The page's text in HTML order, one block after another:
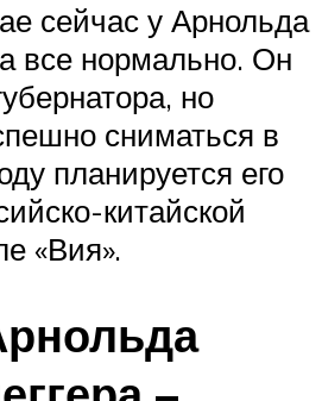
сейчас у Арнольда
все нормально. Он
но
сниматься в
планируется его
китайской
«Вия».